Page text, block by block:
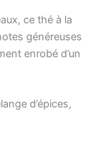
ce thé à la
généreuses
enrobé d’un
d’épices,